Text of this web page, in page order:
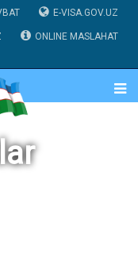
E-VISA.GOV.UZ
ONLINE MASLAHAT